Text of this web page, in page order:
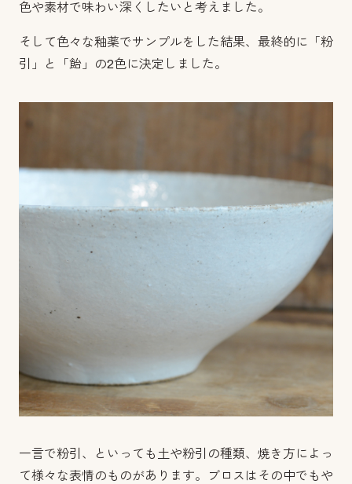
色や素材で味わい深くしたいと考えました。
そして色々な釉薬でサンプルをした結果、最終的に「粉
引」と「飴」の2色に決定しました。
一言で粉引、といっても土や粉引の種類、焼き方によっ
て様々な表情のものがあります。ブロスはその中でもや